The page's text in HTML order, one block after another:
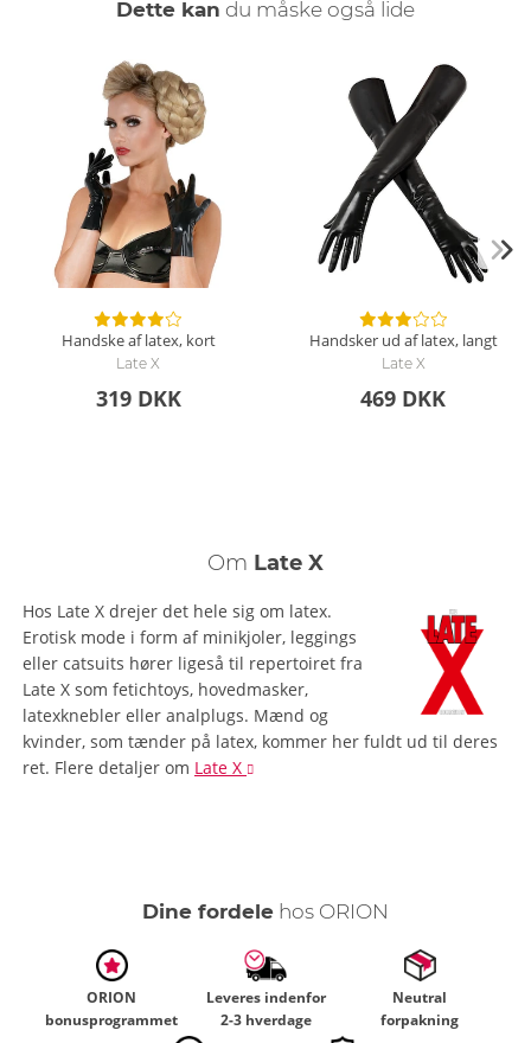
over huden, når man lægger bandage på.
Dette kan du måske også lide
Handske af latex, kort
Late X
319 DKK
Handsker ud af latex, langt
Late X
469 DKK
Om Late X
Hos Late X drejer det hele sig om latex.
Erotisk mode i form af minikjoler, leggings
eller catsuits hører ligeså til repertoiret fra
Late X som fetichtoys, hovedmasker,
latexknebler eller analplugs. Mænd og
kvinder, som tænder på latex, kommer her fuldt ud til deres
ret. Flere detaljer om Late X
Dine fordele hos ORION
ORION
bonusprogrammet
Leveres indenfor
2-3 hverdage
Neutral
forpakning